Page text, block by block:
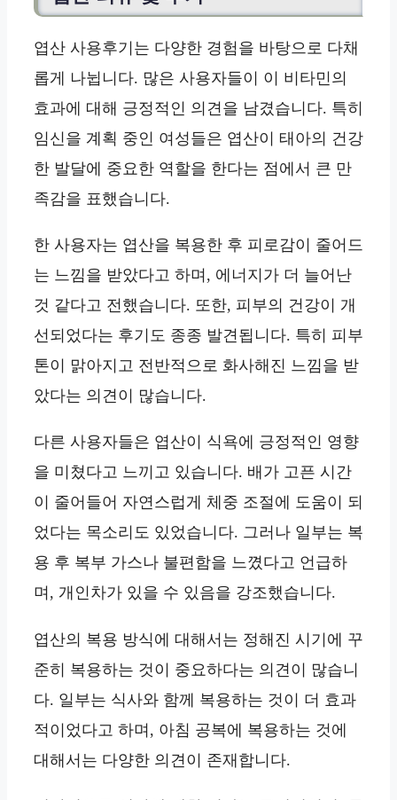
엽산 사용후기는 다양한 경험을 바탕으로 다채
롭게 나뉩니다. 많은 사용자들이 이 비타민의
효과에 대해 긍정적인 의견을 남겼습니다. 특히
임신을 계획 중인 여성들은 엽산이 태아의 건강
한 발달에 중요한 역할을 한다는 점에서 큰 만
족감을 표했습니다.
한 사용자는 엽산을 복용한 후 피로감이 줄어드
는 느낌을 받았다고 하며, 에너지가 더 늘어난
것 같다고 전했습니다. 또한, 피부의 건강이 개
선되었다는 후기도 종종 발견됩니다. 특히 피부
톤이 맑아지고 전반적으로 화사해진 느낌을 받
았다는 의견이 많습니다.
다른 사용자들은 엽산이 식욕에 긍정적인 영향
을 미쳤다고 느끼고 있습니다. 배가 고픈 시간
이 줄어들어 자연스럽게 체중 조절에 도움이 되
었다는 목소리도 있었습니다. 그러나 일부는 복
용 후 복부 가스나 불편함을 느꼈다고 언급하
며, 개인차가 있을 수 있음을 강조했습니다.
엽산의 복용 방식에 대해서는 정해진 시기에 꾸
준히 복용하는 것이 중요하다는 의견이 많습니
다. 일부는 식사와 함께 복용하는 것이 더 효과
적이었다고 하며, 아침 공복에 복용하는 것에
대해서는 다양한 의견이 존재합니다.